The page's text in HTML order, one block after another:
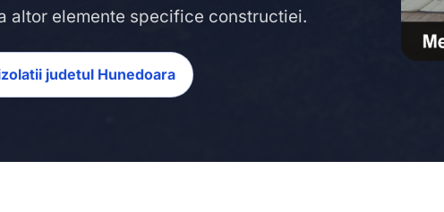
altor elemente specifice constructiei.
judetul Hunedoara